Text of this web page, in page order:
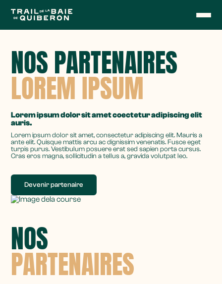
NOS PARTENAIRES
LOREM IPSUM
Lorem ipsum dolor sit amet coectetur adipiscing elit
auris.
Lorem ipsum dolor sit amet, consectetur adipiscing elit. Mauris a
ante elit. Quisque mattis arcu ac dignissim venenatis. Fusce eget
turpis purus. Vestibulum posuere erat sed sapien porta cursus.
Cras eros magna, sollicitudin a tellus a, gravida volutpat leo.
Devenir partenaire
NOS
PARTENAIRES